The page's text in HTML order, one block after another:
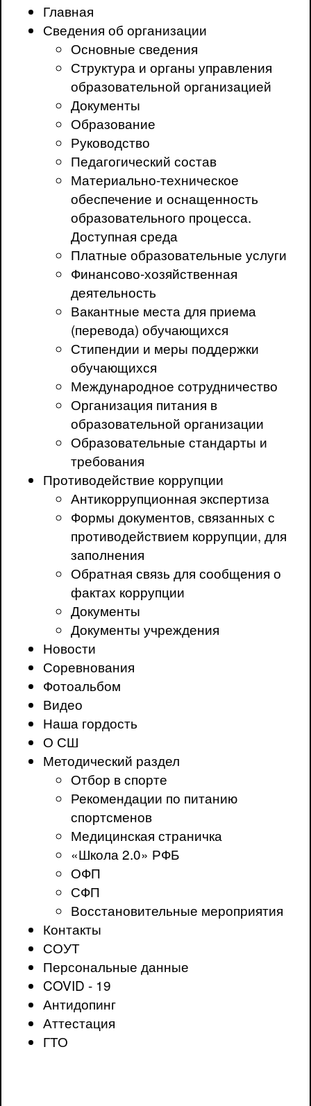
Главная
Сведения об организации
Основные сведения
Структура и органы управления
образовательной организацией
Документы
Образование
Руководство
Педагогический состав
Материально-техническое
обеспечение и оснащенность
образовательного процесса.
Доступная среда
Платные образовательные услуги
Финансово-хозяйственная
деятельность
Вакантные места для приема
(перевода) обучающихся
Стипендии и меры поддержки
обучающихся
Международное сотрудничество
Организация питания в
образовательной организации
Образовательные стандарты и
требования
Противодействие коррупции
Антикоррупционная экспертиза
Формы документов, связанных с
противодействием коррупции, для
заполнения
Обратная связь для сообщения о
фактах коррупции
Документы
Документы учреждения
Новости
Соревнования
Фотоальбом
Видео
Наша гордость
О СШ
Методический раздел
Отбор в спорте
Рекомендации по питанию
спортсменов
Медицинская страничка
«Школа 2.0» РФБ
ОФП
СФП
Восстановительные мероприятия
Контакты
СОУТ
Персональные данные
COVID - 19
Антидопинг
Аттестация
ГТО